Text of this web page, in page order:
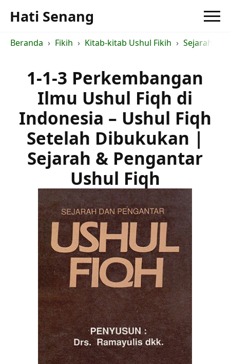
Hati Senang
Beranda Fikih Kitab-kitab Ushul Fikih Sejarah &
1-1-3 Perkembangan
Ilmu Ushul Fiqh di
Indonesia – Ushul Fiqh
Setelah Dibukukan |
Sejarah & Pengantar
Ushul Fiqh